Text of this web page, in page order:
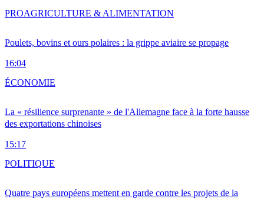
Poulets, bovins et ours polaires : la grippe aviaire se propage
16:04
PROAGRICULTURE & ALIMENTATION
La « résilience surprenante » de l'Allemagne face à la forte hausse
des exportations chinoises
15:17
ÉCONOMIE
Quatre pays européens mettent en garde contre les projets de la
POLITIQUE